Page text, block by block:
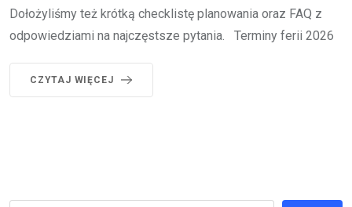
Dołożyliśmy też krótką checklistę planowania oraz FAQ z
odpowiedziami na najczęstsze pytania. Terminy ferii 2026
CZYTAJ WIĘCEJ